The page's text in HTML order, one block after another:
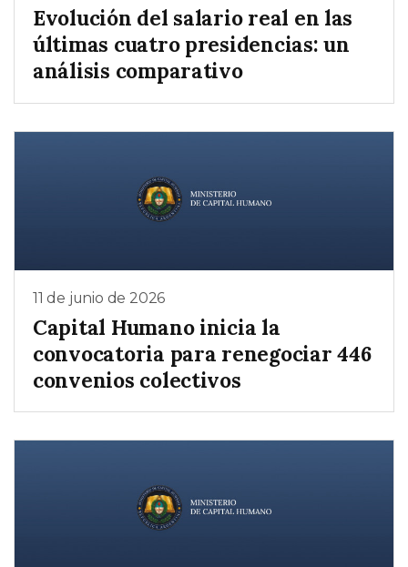
Evolución del salario real en las
últimas cuatro presidencias: un
análisis comparativo
11 de junio de 2026
Capital Humano inicia la
convocatoria para renegociar 446
convenios colectivos